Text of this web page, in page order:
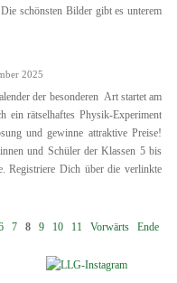
schönsten Bilder gibt es unterem
2025
der besonderen Art startet am
ein rätselhaftes Physik-Experiment
und gewinne attraktive Preise!
und Schüler der Klassen 5 bis
Registriere Dich über die verlinkte
7 8 9 10 11 Vorwärts Ende